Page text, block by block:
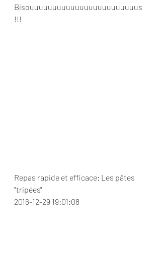
Bisouuuuuuuuuuuuuuuuuuuuuuuus
!!!
Repas rapide et efficace: Les pâtes
"tripées"
2016-12-29 19:01:08